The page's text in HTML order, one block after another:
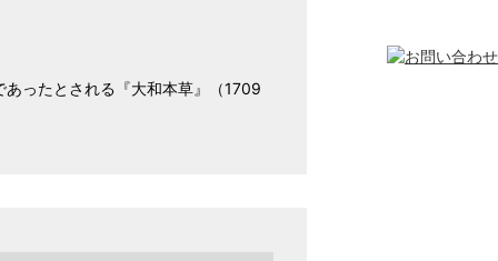
ったとされる『大和本草』（1709